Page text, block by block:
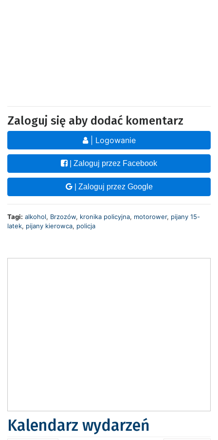
Zaloguj się aby dodać komentarz
| Logowanie
| Zaloguj przez Facebook
| Zaloguj przez Google
Tagi: alkohol, Brzozów, kronika policyjna, motorower, pijany 15-
latek, pijany kierowca, policja
Kalendarz wydarzeń